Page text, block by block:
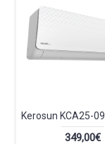
349,00€